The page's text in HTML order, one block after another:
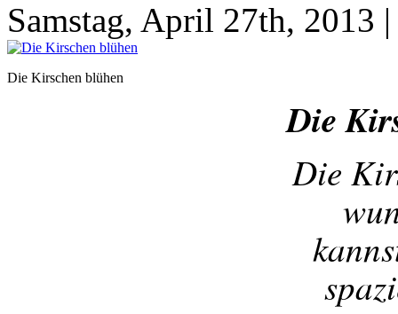
Samstag, April 27th, 2013
Die Kirschen blühen
Die
Die